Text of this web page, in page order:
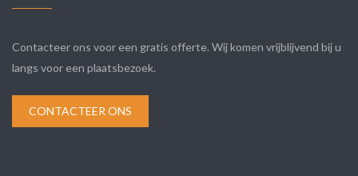
Contacteer ons voor een gratis offerte. Wij komen vrijblijvend bij u
langs voor een plaatsbezoek.
CONTACTEER ONS